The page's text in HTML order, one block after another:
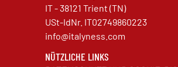
IT - 38121 Trient (TN)
USt-IdNr. IT02749860223
info@italyness.com
NÜTZLICHE LINKS